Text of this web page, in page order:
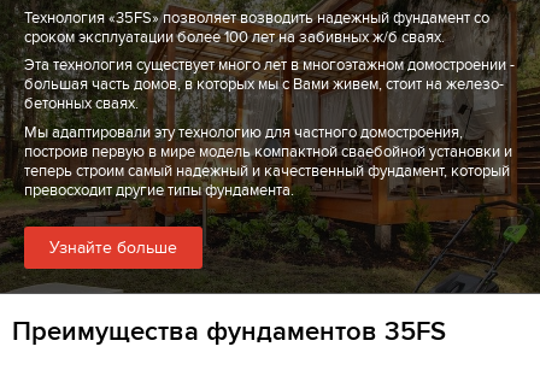
Технология «35FS» позволяет возводить надежный фундамент со
сроком эксплуатации более 100 лет на забивных ж/б сваях.
Эта технология существует много лет в многоэтажном домостроении -
большая часть домов, в которых мы с Вами живем, стоит на железо-
бетонных сваях.
Мы адаптировали эту технологию для частного домостроения,
построив первую в мире модель компактной сваебойной установки и
теперь строим самый надежный и качественный фундамент, который
превосходит другие типы фундамента.
Узнайте больше
Преимущества фундаментов 35FS